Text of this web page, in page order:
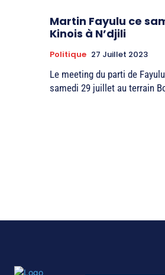
Martin Fayulu ce
Kinois à N’djili
Politique 27 Juillet 2023
Le meeting du parti de
samedi 29 juillet au terrain